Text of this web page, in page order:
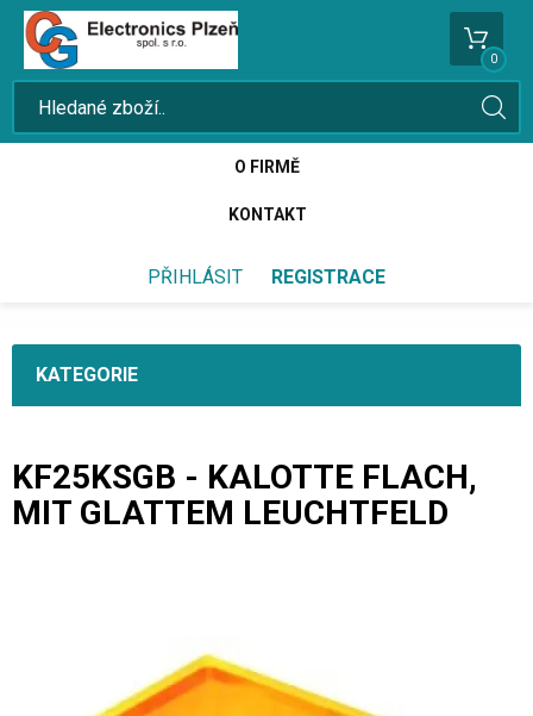
0
O FIRMĚ
KONTAKT
PŘIHLÁSIT REGISTRACE
KATEGORIE
KF25KSGB - KALOTTE FLACH,
MIT GLATTEM LEUCHTFELD